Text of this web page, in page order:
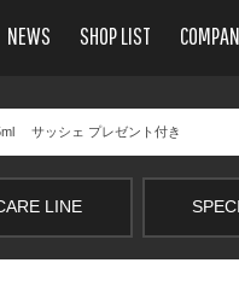
NEWS SHOP LIST
サッシェ プレゼント付き
LINE